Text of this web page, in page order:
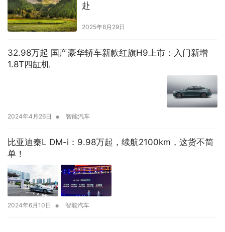
赴
2025年8月29日
32.98万起 国产豪华轿车新款红旗H9上市：入门新增
1.8T四缸机
2024年4月26日 • 智能汽车
比亚迪秦L DM-i：9.98万起，续航2100km，这货不简
单！
2024年6月10日 • 智能汽车